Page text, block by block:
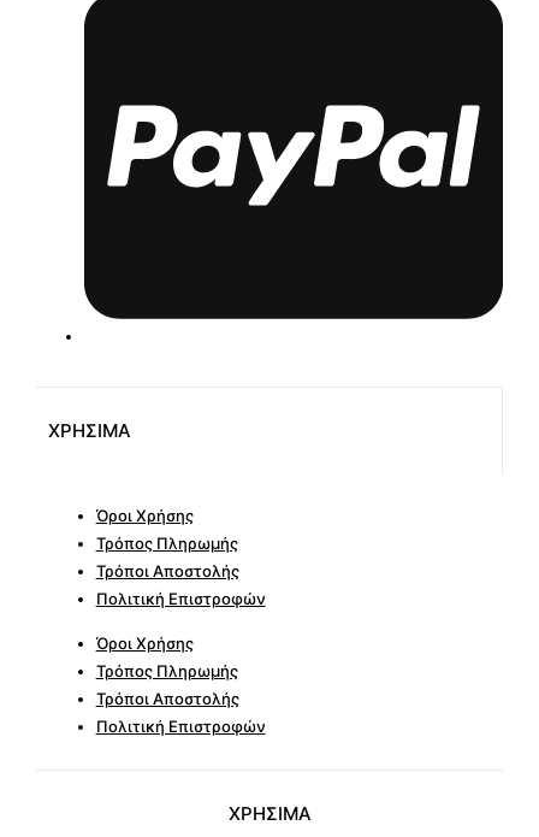
ΧΡΗΣΙΜΑ
Όροι Χρήσης
Τρόπος Πληρωμής
Τρόποι Αποστολής
Πολιτική Επιστροφών
Όροι Χρήσης
Τρόπος Πληρωμής
Τρόποι Αποστολής
Πολιτική Επιστροφών
ΧΡΗΣΙΜΑ